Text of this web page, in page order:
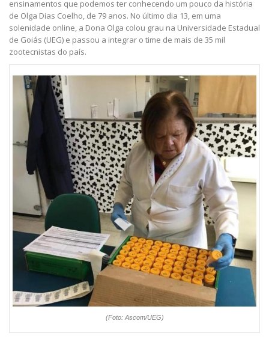
ensinamentos que podemos ter conhecendo um pouco da história
de Olga Dias Coelho, de 79 anos. No último dia 13, em uma
solenidade online, a Dona Olga colou grau na Universidade Estadual
de Goiás (UEG) e passou a integrar o time de mais de 35 mil
zootecnistas do país.
(Foto: Ascom/UEG)